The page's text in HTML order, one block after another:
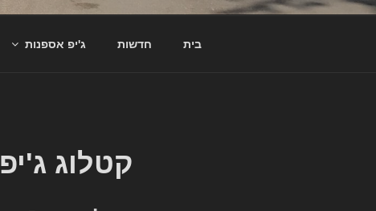
בית חדשות ג'יפ אספנות
קטלוג ג'יפ